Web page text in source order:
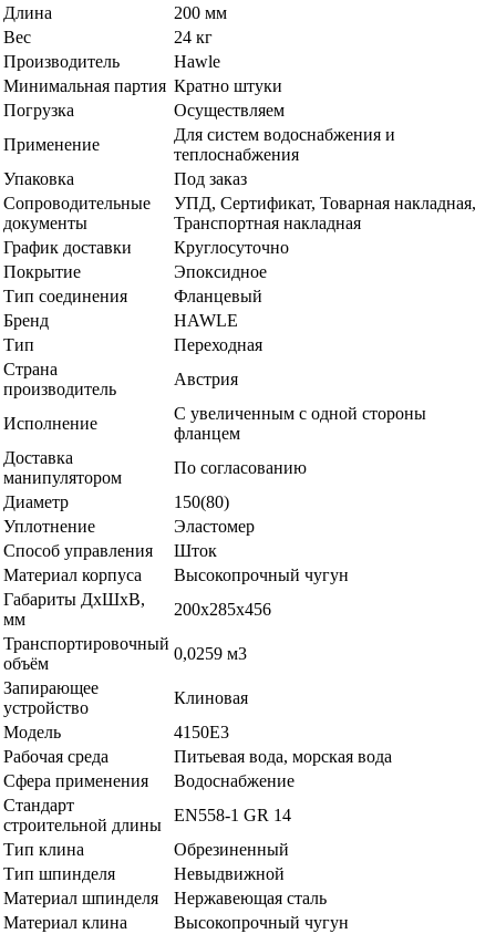
Длина
200 мм
Вес
24 кг
Производитель
Hawle
Минимальная партия Кратно штуки
Погрузка
Осуществляем
Применение
Для систем водоснабжения и
теплоснабжения
Упаковка
Под заказ
Сопроводительные
документы
УПД, Сертификат, Товарная накладная,
Транспортная накладная
График доставки
Круглосуточно
Покрытие
Эпоксидное
Тип соединения
Фланцевый
Бренд
HAWLE
Тип
Переходная
Страна
производитель
Австрия
Исполнение
С увеличенным с одной стороны
фланцем
Доставка
манипулятором
По согласованию
Диаметр
150(80)
Уплотнение
Эластомер
Способ управления
Шток
Материал корпуса
Высокопрочный чугун
Габариты ДхШхВ,
мм
200х285х456
Транспортировочный
объём
0,0259 м3
Запирающее
устройство
Клиновая
Модель
4150E3
Рабочая среда
Питьевая вода, морская вода
Сфера применения
Водоснабжение
Стандарт
строительной длины
EN558-1 GR 14
Тип клина
Обрезиненный
Тип шпинделя
Невыдвижной
Материал шпинделя
Нержавеющая сталь
Материал клина
Высокопрочный чугун